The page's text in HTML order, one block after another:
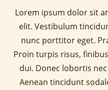
Lorem ipsum dolor sit
elit. Vestibulum
nunc porttitor eget.
Proin turpis risus,
dui. Donec lobortis
Aenean tincidunt